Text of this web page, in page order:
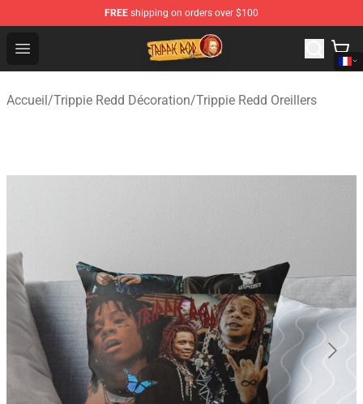
FREE shipping on orders over $100
Open menu
Trippie Redd Store - Official Trippie Redd Merchandise
Accueil/Trippie Redd Décoration/Trippie Redd Oreillers